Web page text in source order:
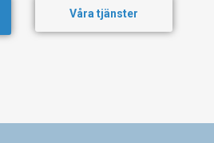
Våra tjänster